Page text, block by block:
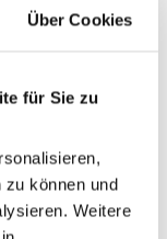
Über Cookies
für Sie zu
zu können und
Weitere